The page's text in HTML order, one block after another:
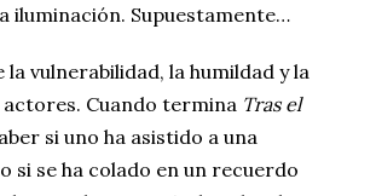
iluminación. Supuestamente…
la vulnerabilidad, la humildad y la
Cuando termina Tras el
si uno ha asistido a una
si se ha colado en un recuerdo